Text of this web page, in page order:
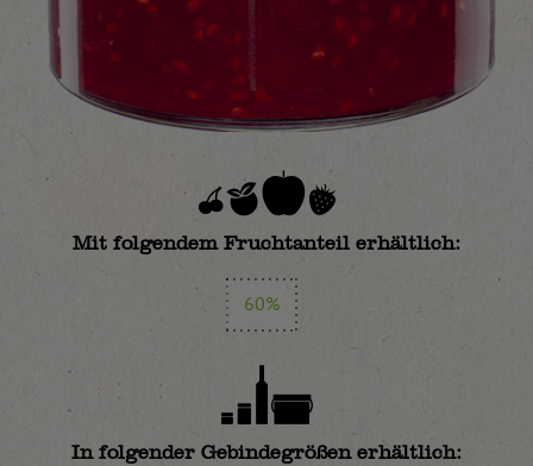
Mit folgendem Fruchtanteil erhältlich:
60%
In folgender Gebindegrößen erhältlich: